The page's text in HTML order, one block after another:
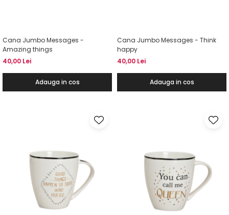
Cana Jumbo Messages -
Amazing things
40,00 Lei
Adauga in cos
Cana Jumbo Messages - Think
happy
40,00 Lei
Adauga in cos